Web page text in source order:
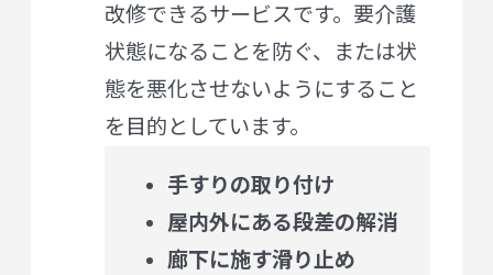
改修できるサービスです。要介護
状態になることを防ぐ、または状
態を悪化させないようにすること
を目的としています。
手すりの取り付け
屋内外にある段差の解消
廊下に施す滑り止め